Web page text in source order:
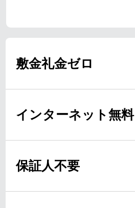
敷金礼金ゼロ
インターネット無料
保証人不要